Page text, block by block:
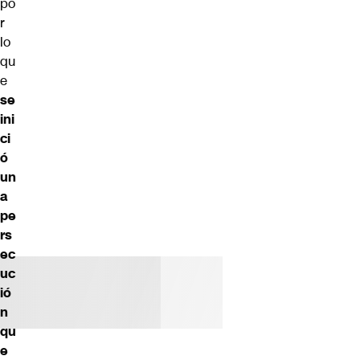
r
lo
qu
e
se
ini
ci
ó
un
a
pe
rs
ec
uc
ió
n
qu
e